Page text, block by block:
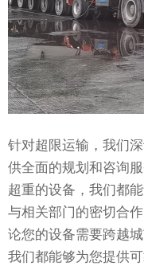
针对超限运输，我们
供全面的规划和咨询
超重的设备，我们都
与相关部门的密切合
论您的设备需要跨越
我们都能够为您提供